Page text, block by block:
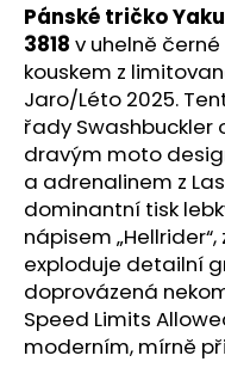
Pánské tričko
3818 v uhelně
kouskem z
Jaro/Léto 2025.
řady Swashbuckler
dravým moto
a adrenalinem z
dominantní tisk
nápisem
exploduje detailní
doprovázená
Speed Limits
moderním, mírně
D
o
p
o
r
u
č
u
j
e